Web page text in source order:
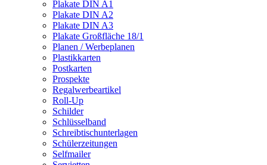
Plakate DIN A1
Plakate DIN A2
Plakate DIN A3
Plakate Großfläche 18/1
Planen / Werbeplanen
Plastikkarten
Postkarten
Prospekte
Regalwerbeartikel
Roll-Up
Schilder
Schlüsselband
Schreibtischunterlagen
Schülerzeitungen
Selfmailer